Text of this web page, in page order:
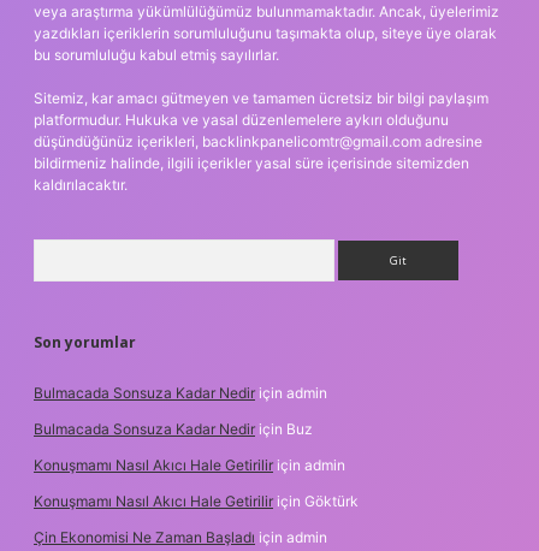
veya araştırma yükümlülüğümüz bulunmamaktadır. Ancak, üyelerimiz
yazdıkları içeriklerin sorumluluğunu taşımakta olup, siteye üye olarak
bu sorumluluğu kabul etmiş sayılırlar.
Sitemiz, kar amacı gütmeyen ve tamamen ücretsiz bir bilgi paylaşım
platformudur. Hukuka ve yasal düzenlemelere aykırı olduğunu
düşündüğünüz içerikleri, backlinkpanelicomtr@gmail.com adresine
bildirmeniz halinde, ilgili içerikler yasal süre içerisinde sitemizden
kaldırılacaktır.
Son yorumlar
Bulmacada Sonsuza Kadar Nedir için admin
Bulmacada Sonsuza Kadar Nedir için Buz
Konuşmamı Nasıl Akıcı Hale Getirilir için admin
Konuşmamı Nasıl Akıcı Hale Getirilir için Göktürk
Çin Ekonomisi Ne Zaman Başladı için admin